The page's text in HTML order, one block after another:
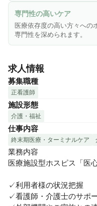
専門性の高いケア
医療依存度の高い方々への
専門性を深められます。
求人情報
募集職種
正看護師
施設形態
介護・福祉
仕事内容
終末期医療・ターミナルケア
業務内容
医療施設型ホスピス「医
✓利用者様の状況把握
✓看護師・介護士のサポ